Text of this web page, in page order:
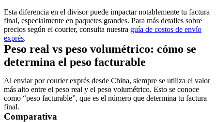
Esta diferencia en el divisor puede impactar notablemente tu factura
final, especialmente en paquetes grandes. Para más detalles sobre
precios según el courier, consulta nuestra guía de costos de envío
exprés.
Peso real vs peso volumétrico: cómo se
determina el peso facturable
Al enviar por courier exprés desde China, siempre se utiliza el valor
más alto entre el peso real y el peso volumétrico. Esto se conoce
como “peso facturable”, que es el número que determina tu factura
final.
Comparativa